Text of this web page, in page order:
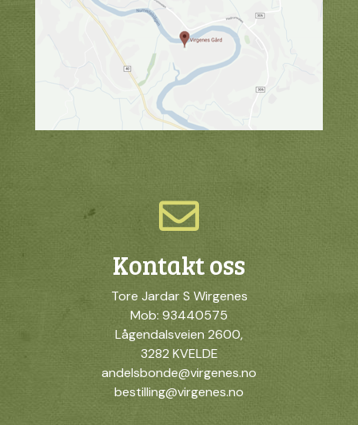
Kontakt oss
Tore Jardar S Wirgenes
Mob: 93440575
Lågendalsveien 2600,
3282 KVELDE
andelsbonde@virgenes.no
bestilling@virgenes.no